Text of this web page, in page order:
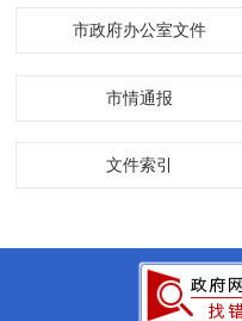
市政府办公室文件
市情通报
文件索引